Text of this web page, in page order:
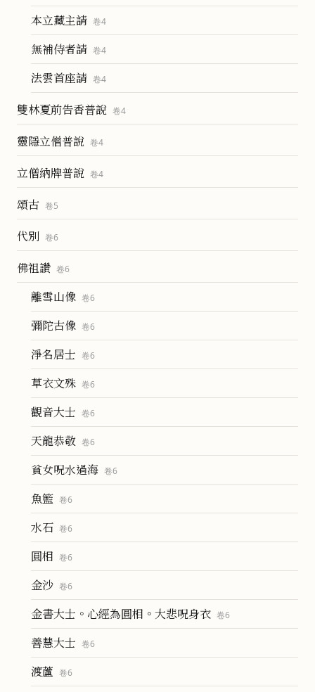
本立藏主請 卷4
無補侍者請 卷4
法雲首座請 卷4
雙林夏前告香普說 卷4
靈隱立僧普說 卷4
立僧納牌普說 卷4
頌古 卷5
代別 卷6
佛祖讚 卷6
離雪山像 卷6
彌陀古像 卷6
淨名居士 卷6
草衣文殊 卷6
觀音大士 卷6
天龍恭敬 卷6
貧女呪水過海 卷6
魚籃 卷6
水石 卷6
圓相 卷6
金沙 卷6
金書大士。心經為圓相。大悲呪身衣 卷6
善慧大士 卷6
渡蘆 卷6